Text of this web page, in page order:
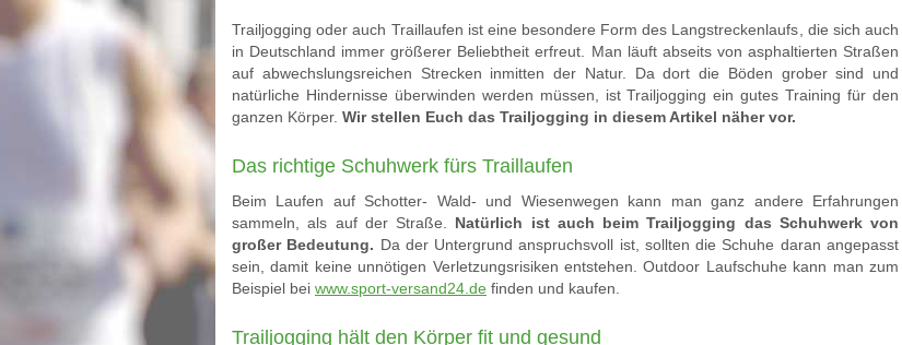
Trailjogging oder auch Traillaufen ist eine besondere Form des Langstreckenlaufs, die sich auch
in Deutschland immer größerer Beliebtheit erfreut. Man läuft abseits von asphaltierten Straßen
auf abwechslungsreichen Strecken inmitten der Natur. Da dort die Böden grober sind und
natürliche Hindernisse überwinden werden müssen, ist Trailjogging ein gutes Training für den
ganzen Körper. Wir stellen Euch das Trailjogging in diesem Artikel näher vor.
Das richtige Schuhwerk fürs Traillaufen
Beim Laufen auf Schotter- Wald- und Wiesenwegen kann man ganz andere Erfahrungen
sammeln, als auf der Straße. Natürlich ist auch beim Trailjogging das Schuhwerk von
großer Bedeutung. Da der Untergrund anspruchsvoll ist, sollten die Schuhe daran angepasst
sein, damit keine unnötigen Verletzungsrisiken entstehen. Outdoor Laufschuhe kann man zum
Beispiel bei www.sport-versand24.de finden und kaufen.
Trailjogging hält den Körper fit und gesund